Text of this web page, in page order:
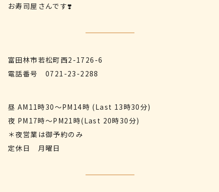
お寿司屋さんです❣️
富田林市若松町西2-1726-6
電話番号
0721-23-2288
昼 AM11時30〜PM14時 (Last 13時30分)
夜 PM17時〜PM21時(Last 20時30分)
＊夜営業は御予約のみ
定休日 月曜日